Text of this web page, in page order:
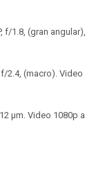
f/1.8, (gran angular),
f/2.4, (macro). Video
µm. Video 1080p a